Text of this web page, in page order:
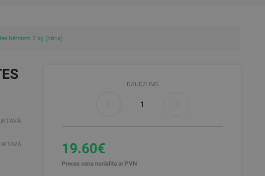
bērniem 2 kg (pāris)
DAUDZUMS
19.60€
Preces cena norādīta ar PVN